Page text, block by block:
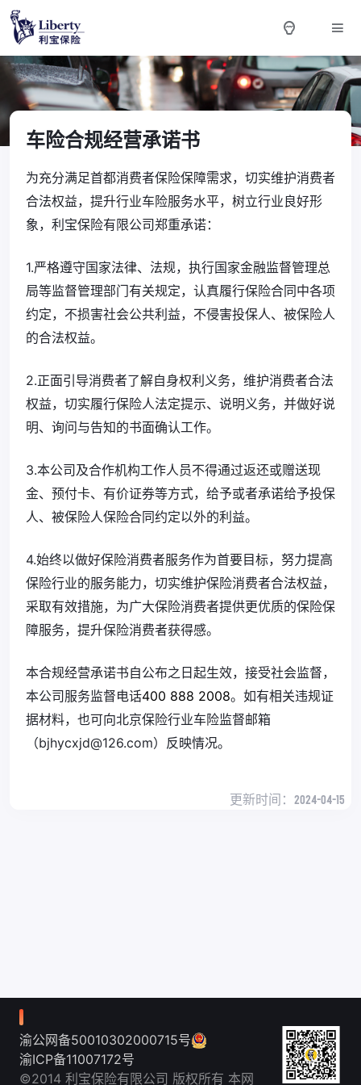
车险合规经营承诺书
为充分满足首都消费者保险保障需求，切实维护消费者
合法权益，提升行业车险服务水平，树立行业良好形
象，利宝保险有限公司郑重承诺：
1.严格遵守国家法律、法规，执行国家金融监督管理总
局等监督管理部门有关规定，认真履行保险合同中各项
约定，不损害社会公共利益，不侵害投保人、被保险人
的合法权益。
2.正面引导消费者了解自身权利义务，维护消费者合法
权益，切实履行保险人法定提示、说明义务，并做好说
明、询问与告知的书面确认工作。
3.本公司及合作机构工作人员不得通过返还或赠送现
金、预付卡、有价证券等方式，给予或者承诺给予投保
人、被保险人保险合同约定以外的利益。
4.始终以做好保险消费者服务作为首要目标，努力提高
保险行业的服务能力，切实维护保险消费者合法权益，
采取有效措施，为广大保险消费者提供更优质的保险保
障服务，提升保险消费者获得感。
本合规经营承诺书自公布之日起生效，接受社会监督，
本公司服务监督电话400 888 2008。如有相关违规证
据材料，也可向北京保险行业车险监督邮箱
（bjhycxjd@126.com）反映情况。
更新时间： 2024-04-15
渝公网备50010302000715号
渝ICP备11007172号
©2014 利宝保险有限公司 版权所有 本网